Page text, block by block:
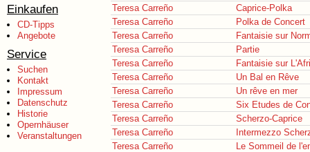
Einkaufen
CD-Tipps
Angebote
Service
Suchen
Kontakt
Impressum
Datenschutz
Historie
Opernhäuser
Veranstaltungen
Teresa Carreño
Caprice-Polka
Teresa Carreño
Polka de Concert
Teresa Carreño
Fantaisie sur
Teresa Carreño
Partie
Teresa Carreño
Fantaisie sur
Teresa Carreño
Un Bal en Rêve
Teresa Carreño
Un rêve en mer
Teresa Carreño
Six Etudes de
Teresa Carreño
Scherzo-Caprice
Teresa Carreño
Intermezzo
Teresa Carreño
Le Sommeil de